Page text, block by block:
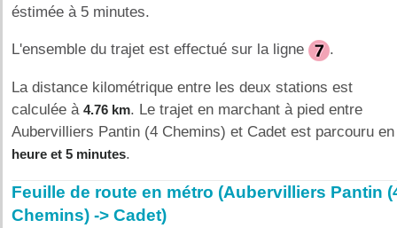
éstimée à 5 minutes.
L'ensemble du trajet est effectué sur la ligne .
La distance kilométrique entre les deux stations est
calculée à 4.76 km. Le trajet en marchant à pied entre
Aubervilliers Pantin (4 Chemins) et Cadet est parcouru
heure et 5 minutes.
Feuille de route en métro (Aubervilliers Pantin
Chemins) -> Cadet)